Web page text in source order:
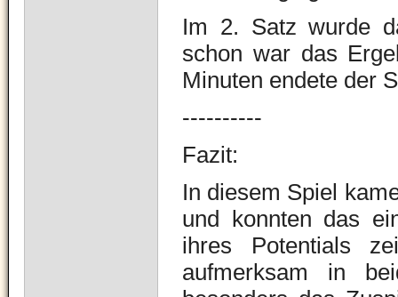
Im 2. Satz wurde
schon war das
Minuten endete der
----------
Fazit:
In diesem Spiel
und konnten das
ihres Potentials
aufmerksam in